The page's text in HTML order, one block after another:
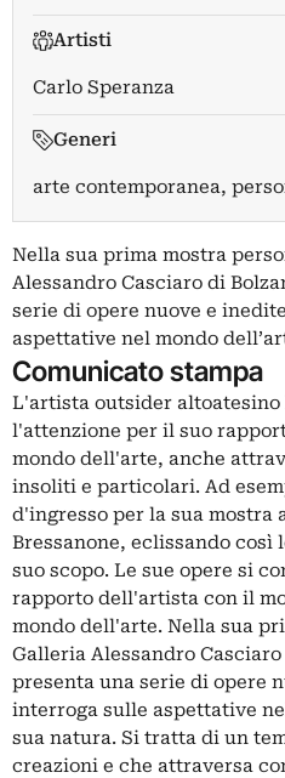
Artisti
Carlo Speranza
Generi
arte contemporanea,
Nella sua prima mostra
Alessandro Casciaro di
serie di opere nuove e
aspettative nel mondo
Comunicato stampa
L'artista outsider altoatesino
l'attenzione per il suo
mondo dell'arte, anche
insoliti e particolari. Ad
d'ingresso per la sua mostra
Bressanone, eclissando così
suo scopo. Le sue opere si
rapporto dell'artista con il
mondo dell'arte. Nella sua
Galleria Alessandro
presenta una serie di opere
interroga sulle aspettative
sua natura. Si tratta di un
creazioni e che attraversa